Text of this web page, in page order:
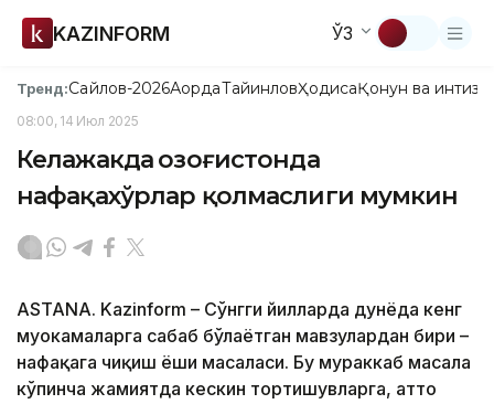
KAZINFORM ЎЗ
Тренд:Сайлов-2026АқордаТайинловҲодисаҚонун ва
08:00, 14 Июл 2025
Келажакда Қозоғистонда
нафақахўрлар қолмаслиги мумкин
ASTANA. Kazinform – Сўнгги йилларда дунёда кенг
муҳокамаларга сабаб бўлаётган мавзулардан бири –
нафақага чиқиш ёши масаласи. Бу мураккаб масала
кўпинча жамиятда кескин тортишувларга, ҳатто